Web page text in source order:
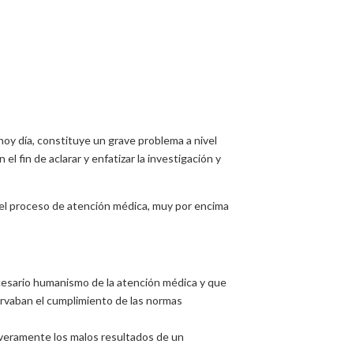
día, constituye un grave problema a nivel
el fin de aclarar y enfatizar la investigación y
de atención médica, muy por encima
humanismo de la atención médica y que
el cumplimiento de las normas
los malos resultados de un